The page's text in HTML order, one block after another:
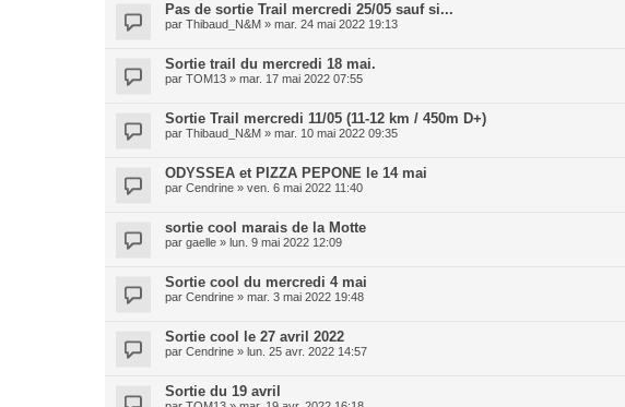
Pas de sortie Trail mercredi 25/05 sauf si...
par Thibaud_N&M » mar. 24 mai 2022 19:13
Sortie trail du mercredi 18 mai.
par TOM13 » mar. 17 mai 2022 07:55
Sortie Trail mercredi 11/05 (11-12 km / 450m D+)
par Thibaud_N&M » mar. 10 mai 2022 09:35
ODYSSEA et PIZZA PEPONE le 14 mai
par Cendrine » ven. 6 mai 2022 11:40
sortie cool marais de la Motte
par gaelle » lun. 9 mai 2022 12:09
Sortie cool du mercredi 4 mai
par Cendrine » mar. 3 mai 2022 19:48
Sortie cool le 27 avril 2022
par Cendrine » lun. 25 avr. 2022 14:57
Sortie du 19 avril